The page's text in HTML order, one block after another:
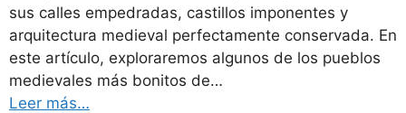
sus calles empedradas, castillos imponentes y
arquitectura medieval perfectamente conservada. En
este artículo, exploraremos algunos de los pueblos
medievales más bonitos de…
Leer más…